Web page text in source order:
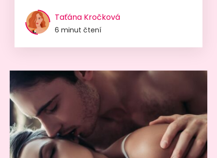
Taťána Kročková
6 minut čtení